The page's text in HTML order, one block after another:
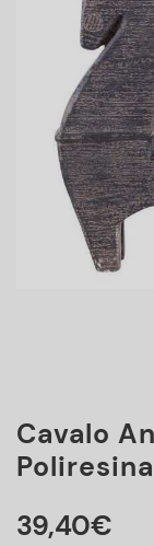
Cavalo
Poliresina
39,40€